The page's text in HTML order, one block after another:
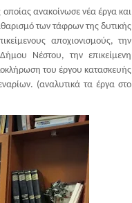
ανακοίνωσε νέα έργα και
των τάφρων της δυτικής
αποχιονισμούς, την
Νέστου, την επικείμενη
του έργου κατασκευής
(αναλυτικά τα έργα στο